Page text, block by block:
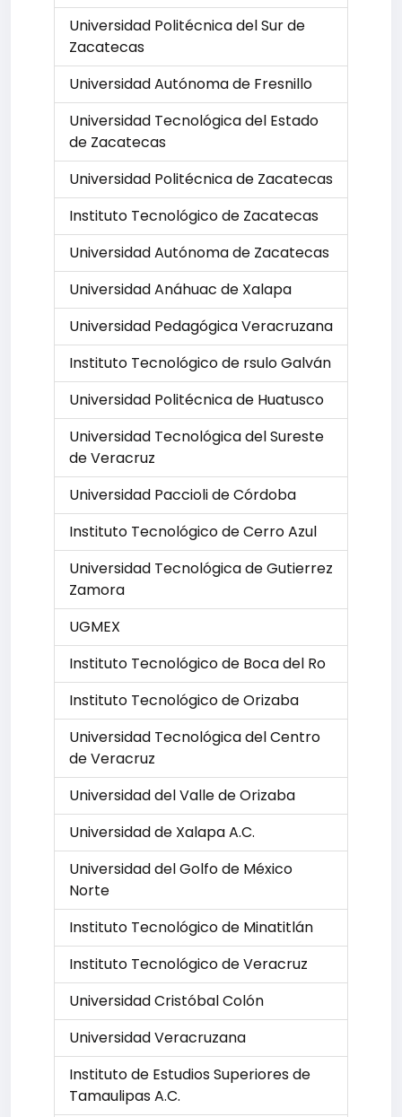
Universidad Politécnica del Sur de
Zacatecas
Universidad Autónoma de Fresnillo
Universidad Tecnológica del Estado
de Zacatecas
Universidad Politécnica de Zacatecas
Instituto Tecnológico de Zacatecas
Universidad Autónoma de Zacatecas
Universidad Anáhuac de Xalapa
Universidad Pedagógica Veracruzana
Instituto Tecnológico de rsulo Galván
Universidad Politécnica de Huatusco
Universidad Tecnológica del Sureste
de Veracruz
Universidad Paccioli de Córdoba
Instituto Tecnológico de Cerro Azul
Universidad Tecnológica de Gutierrez
Zamora
UGMEX
Instituto Tecnológico de Boca del Ro
Instituto Tecnológico de Orizaba
Universidad Tecnológica del Centro
de Veracruz
Universidad del Valle de Orizaba
Universidad de Xalapa A.C.
Universidad del Golfo de México
Norte
Instituto Tecnológico de Minatitlán
Instituto Tecnológico de Veracruz
Universidad Cristóbal Colón
Universidad Veracruzana
Instituto de Estudios Superiores de
Tamaulipas A.C.